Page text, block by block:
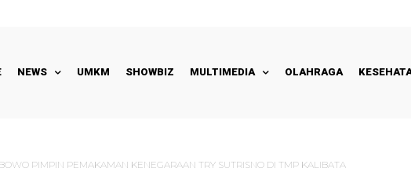
NEWS UMKM SHOWBIZ MULTIMEDIA OLAHRAGA
PIMPIN PEMAKAMAN KENEGARAAN TRY SUTRISNO DI TMP KALIBATA